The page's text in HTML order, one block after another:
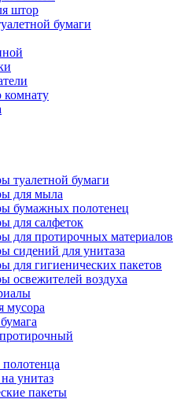
штор
бумаги
туалетной бумаги
для мыла
бумажных полотенец
для салфеток
для протирочных материалов
сидений для унитаза
для гигиенических пакетов
освежителей воздуха
мусора
унитаз
пакеты